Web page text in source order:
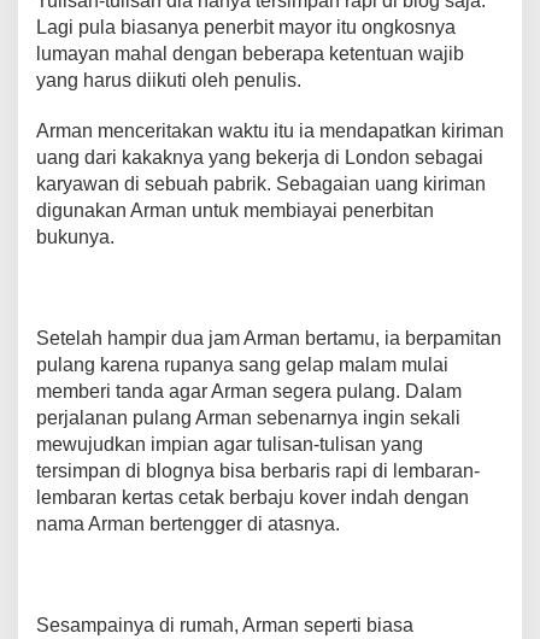
Lagi pula biasanya penerbit mayor itu ongkosnya
lumayan mahal dengan beberapa ketentuan wajib
yang harus diikuti oleh penulis.
Arman menceritakan waktu itu ia mendapatkan kiriman
uang dari kakaknya yang bekerja di London sebagai
karyawan di sebuah pabrik. Sebagaian uang kiriman
digunakan Arman untuk membiayai penerbitan
bukunya.
Setelah hampir dua jam Arman bertamu, ia berpamitan
pulang karena rupanya sang gelap malam mulai
memberi tanda agar Arman segera pulang. Dalam
perjalanan pulang Arman sebenarnya ingin sekali
mewujudkan impian agar tulisan-tulisan yang
tersimpan di blognya bisa berbaris rapi di lembaran-
lembaran kertas cetak berbaju kover indah dengan
nama Arman bertengger di atasnya.
Sesampainya di rumah, Arman seperti biasa